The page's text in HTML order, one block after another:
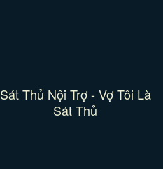
Sát Thủ Nội Trợ - Vợ Tôi Là
Sát Thủ